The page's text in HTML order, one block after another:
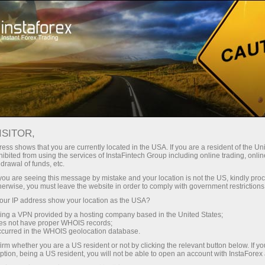
Avec InstaForex, vous accédez à
compétitives : effet de levier
jusqu’à 1:5000, parmi les meilleurs
spreads et commissions du
marché, ainsi que des conditions
avantageuses pour le trading
d’actions et d’indices.
Spreads
Bonus de 30 %
sur chaque dépôt
Vitesse
dans le trading et sur l’autoroute
shows that you are currently located in the USA. If you are a resident of the
from using the services of InstaFintech Group including online trading,
of funds, etc.
are seeing this message by mistake and your location is not the US, kindly
you must leave the website in order to comply with government
IP address show your location as the USA?
a VPN provided by a hosting company based in the United States;
not have proper WHOIS records;
in the WHOIS geolocation database.
whether you are a US resident or not by clicking the relevant button below. If
being a US resident, you will not be able to open an account with InstaForex